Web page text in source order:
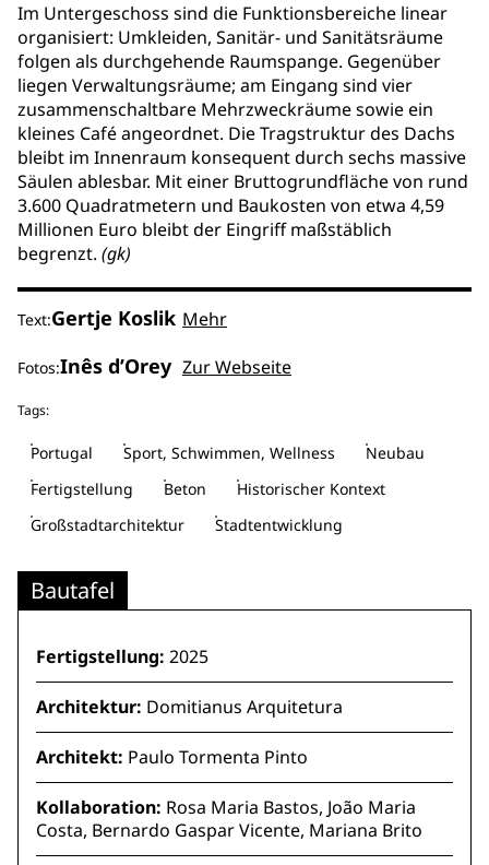
Im Untergeschoss sind die Funktionsbereiche linear
organisiert: Umkleiden, Sanitär- und Sanitätsräume
folgen als durchgehende Raumspange. Gegenüber
liegen Verwaltungsräume; am Eingang sind vier
zusammenschaltbare Mehrzweckräume sowie ein
kleines Café angeordnet. Die Tragstruktur des Dachs
bleibt im Innenraum konsequent durch sechs massive
Säulen ablesbar. Mit einer Bruttogrundfläche von rund
3.600 Quadratmetern und Baukosten von etwa 4,59
Millionen Euro bleibt der Eingriff maßstäblich
begrenzt. (gk)
Text:Gertje Koslik Mehr
Fotos:Inês d’Orey Zur Webseite
Tags:
Portugal Sport, Schwimmen, Wellness
Neubau
Fertigstellung
Beton
Historischer Kontext
Großstadtarchitektur
Stadtentwicklung
Bautafel
Fertigstellung: 2025
Architektur: Domitianus Arquitetura
Architekt: Paulo Tormenta Pinto
Kollaboration: Rosa Maria Bastos, João Maria
Costa, Bernardo Gaspar Vicente, Mariana Brito